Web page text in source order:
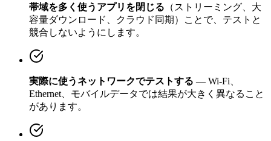
帯域を多く使うアプリを閉じる （ストリーミング、大
容量ダウンロード、クラウド同期）ことで、テストと
競合しないようにします。
実際に使うネットワークでテストする — Wi-Fi、
Ethernet、モバイルデータでは結果が大きく異なること
があります。